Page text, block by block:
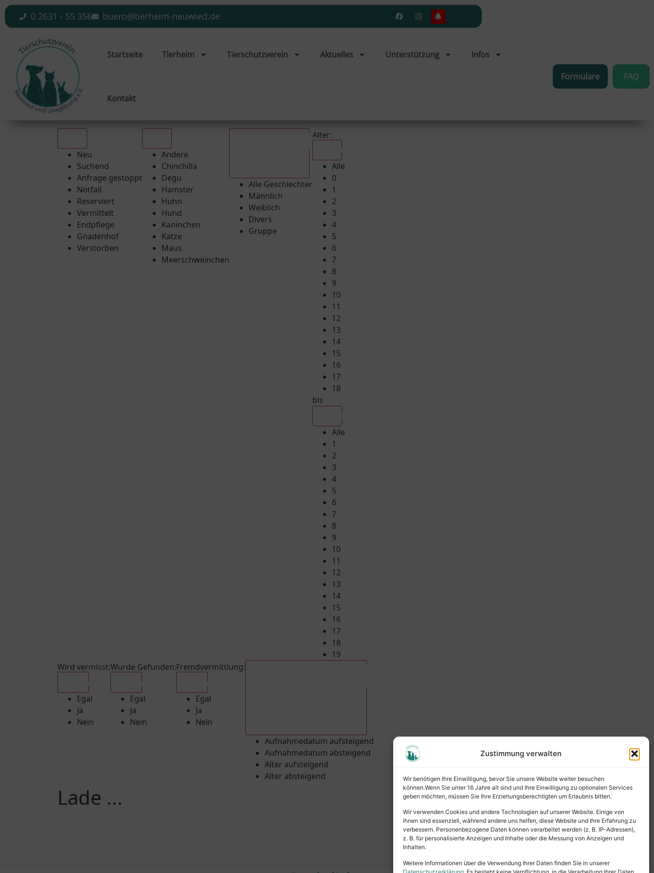
Zustimmung verwalten
Wir benötigen Ihre Einwilligung, bevor Sie unsere Website weiter besuchen
können.Wenn Sie unter 16 Jahre alt sind und Ihre Einwilligung zu optionalen Services
geben möchten, müssen Sie Ihre Erziehungsberechtigten um Erlaubnis bitten.
Wir verwenden Cookies und andere Technologien auf unserer Website. Einige von
ihnen sind essenziell, während andere uns helfen, diese Website und Ihre Erfahrung zu
verbessern. Personenbezogene Daten können verarbeitet werden (z. B. IP-Adressen),
z. B. für personalisierte Anzeigen und Inhalte oder die Messung von Anzeigen und
Inhalten.
Weitere Informationen über die Verwendung Ihrer Daten finden Sie in unserer
0 2631 - 55 356 buero@tierheim-neuwied.de
Startseite Tierheim Tierschutzverein Aktuelles Unterstützung Infos
Kontakt
Formulare FAQ
Neu
Suchend
Anfrage gestoppt
Notfall
Reserviert
Vermittelt
Endpflege
Gnadenhof
Verstorben
Andere
Chinchilla
Degu
Hamster
Huhn
Hund
Kaninchen
Katze
Maus
Meerschweinchen
Alle Geschlechter
Männlich
Weiblich
Divers
Gruppe
Alter:
Alle
0
1
2
3
4
5
6
7
8
9
10
11
12
13
14
15
16
17
18
bis
Alle
1
2
3
4
5
6
7
8
9
10
11
12
13
14
15
16
17
18
19
Wird vermisst:
Egal
Ja
Nein
Wurde Gefunden:
Egal
Ja
Nein
Fremdvermittlung:
Egal
Ja
Nein
Aufnahmedatum aufsteigend
Aufnahmedatum absteigend
Alter aufsteigend
Alter absteigend
Lade ...